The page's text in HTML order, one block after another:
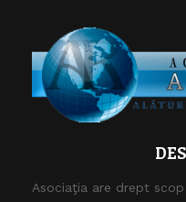
Asociaţia are drept